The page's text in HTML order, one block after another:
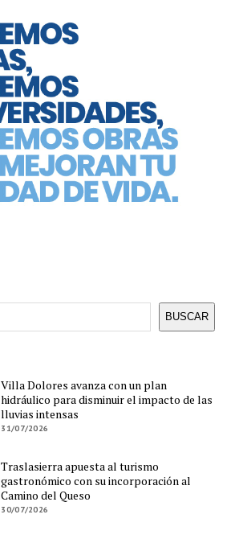
BUSCAR
Villa Dolores avanza con un plan
hidráulico para disminuir el impacto de las
lluvias intensas
31/07/2026
Traslasierra apuesta al turismo
gastronómico con su incorporación al
Camino del Queso
30/07/2026